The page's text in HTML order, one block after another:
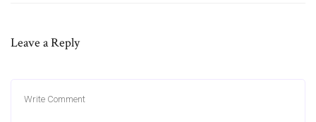
Leave a Reply